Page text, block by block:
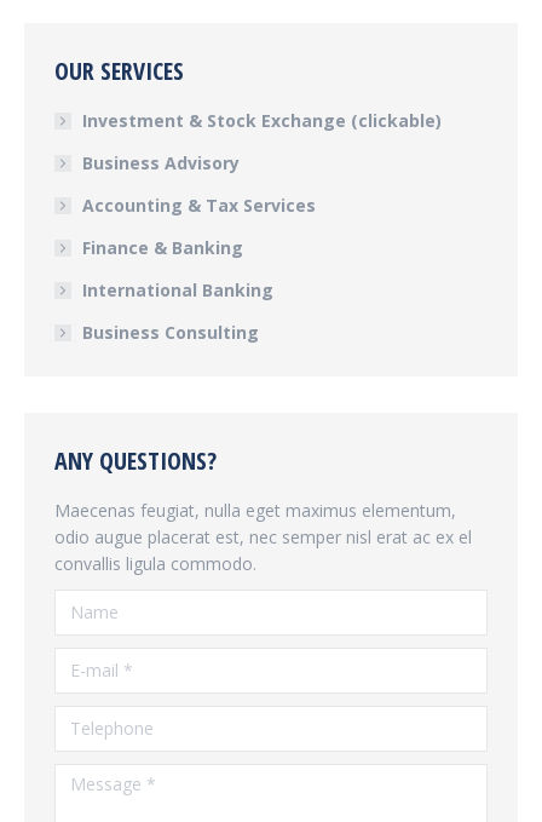
OUR SERVICES
Investment & Stock Exchange (clickable)
Business Advisory
Accounting & Tax Services
Finance & Banking
International Banking
Business Consulting
ANY QUESTIONS?
Maecenas feugiat, nulla eget maximus elementum,
odio augue placerat est, nec semper nisl erat ac ex el
convallis ligula commodo.
Name
E-mail *
Telephone
Message *